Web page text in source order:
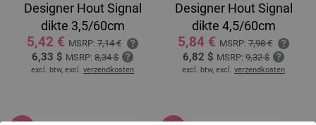
Designer Hout Signal
dikte 3,5/60cm
5,42 € MSRP: 7,14 €
6,33 $ MSRP: 8,34 $
excl. btw, excl. verzendkosten
Designer Hout Signal
dikte 4,5/60cm
5,84 € MSRP: 7,98 €
6,82 $ MSRP: 9,32 $
excl. btw, excl. verzendkosten